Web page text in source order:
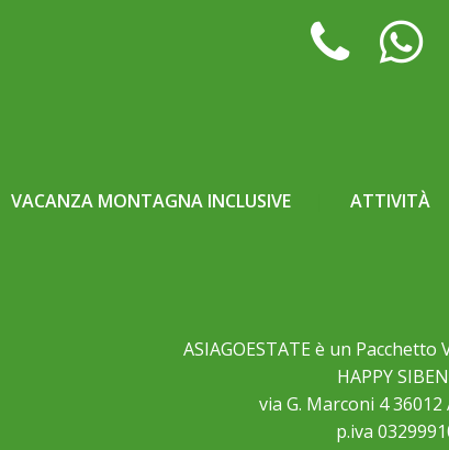
VACANZA MONTAGNA INCLUSIVE ATTIVITÀ
ASIAGOESTATE è un
HAPPY
via G. Marconi 4
p.iva